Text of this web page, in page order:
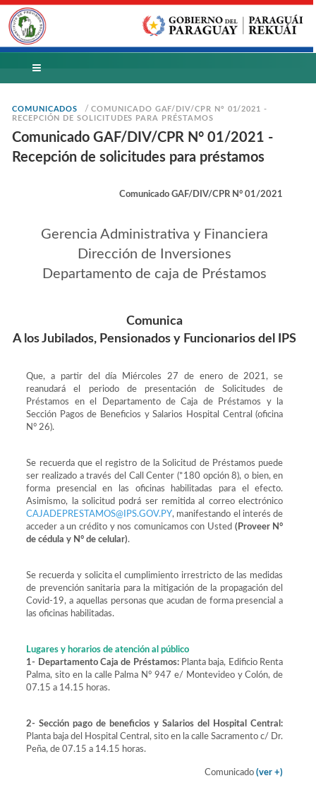
COMUNICADOS /COMUNICADO GAF/DIV/CPR N° 01/2021 -
RECEPCIÓN DE SOLICITUDES PARA PRÉSTAMOS
Comunicado GAF/DIV/CPR N° 01/2021 -
Recepción de solicitudes para préstamos
Comunicado GAF/DIV/CPR N° 01/2021
Gerencia Administrativa y Financiera
Dirección de Inversiones
Departamento de caja de Préstamos
Comunica
A los Jubilados, Pensionados y Funcionarios del IPS
Que, a partir del día Miércoles 27 de enero de 2021, se
reanudará el periodo de presentación de Solicitudes de
Préstamos en el Departamento de Caja de Préstamos y la
Sección Pagos de Beneficios y Salarios Hospital Central (oficina
N° 26).
Se recuerda que el registro de la Solicitud de Préstamos puede
ser realizado a través del Call Center (*180 opción 8), o bien, en
forma presencial en las oficinas habilitadas para el efecto.
Asimismo, la solicitud podrá ser remitida al correo electrónico
CAJADEPRESTAMOS@IPS.GOV.PY, manifestando el interés de
acceder a un crédito y nos comunicamos con Usted (Proveer N°
de cédula y N° de celular).
Se recuerda y solicita el cumplimiento irrestricto de las medidas
de prevención sanitaria para la mitigación de la propagación del
Covid-19, a aquellas personas que acudan de forma presencial a
las oficinas habilitadas.
Lugares y horarios de atención al público
1- Departamento Caja de Préstamos:Planta baja, Edificio Renta
Palma, sito en la calle Palma N° 947 e/ Montevideo y Colón, de
07.15 a 14.15 horas.
2- Sección pago de beneficios y Salarios del Hospital Central:
Planta baja del Hospital Central, sito en la calle Sacramento c/ Dr.
Peña, de 07.15 a 14.15 horas.
Comunicado(ver +)